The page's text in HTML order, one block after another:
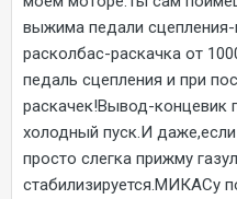
выжима педали сцепления-
расколбас-раскачка от
педаль сцепления и при
раскачек!Вывод-концевик
холодный пуск.И даже,если
просто слегка прижму
стабилизируется.МИКАСу